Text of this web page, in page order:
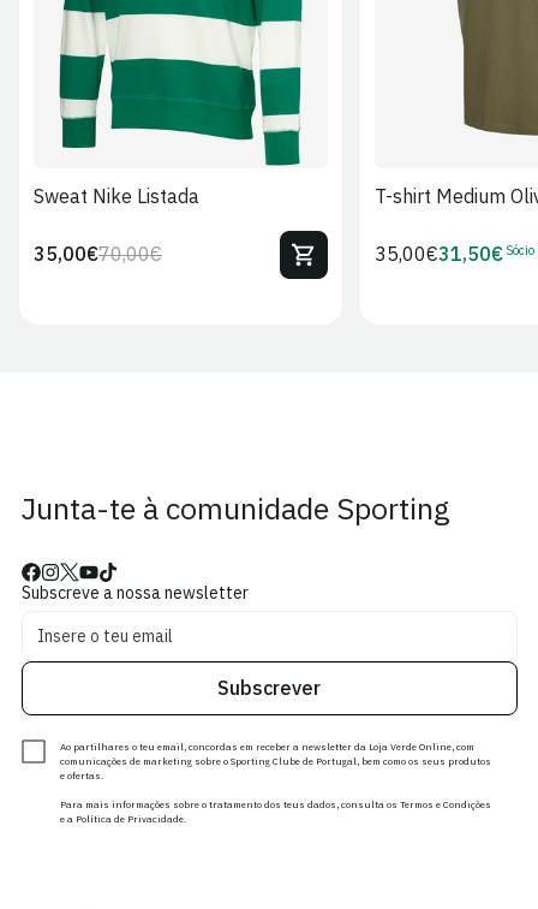
Sweat Nike Listada
Preço
70,00€Preço
35,00€
T-shirt Medium
Preço
35,00€Preço
31,50€ Sócio
Junta-te à comunidade Sporting
Subscreve a nossa newsletter
Subscrever
Ao partilhares o teu email, concordas em receber a newsletter da Loja Verde Online, com
comunicações de marketing sobre o Sporting Clube de Portugal, bem como os seus produtos
e ofertas.
Para mais informações sobre o tratamento dos teus dados, consulta os Termos e Condições
e a Política de Privacidade.